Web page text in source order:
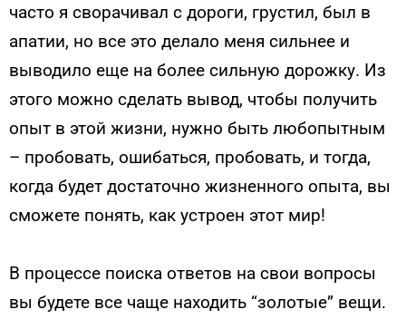
часто я сворачивал с дороги, грустил, был в
апатии, но все это делало меня сильнее и
выводило еще на более сильную дорожку. Из
этого можно сделать вывод, чтобы получить
опыт в этой жизни, нужно быть любопытным
– пробовать, ошибаться, пробовать, и тогда,
когда будет достаточно жизненного опыта, вы
сможете понять, как устроен этот мир!
В процессе поиска ответов на свои вопросы
вы будете все чаще находить “золотые” вещи.